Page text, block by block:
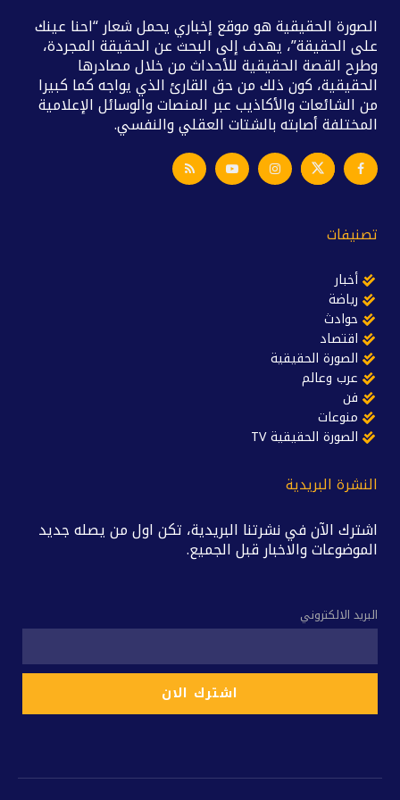
الصورة الحقيقية هو موقع إخباري يحمل شعار “احنا عينك
على الحقيقة”، يهدف إلى البحث عن الحقيقة المجردة،
وطرح القصة الحقيقية للأحداث من خلال مصادرها
الحقيقية، كون ذلك من حق القارئ الذي يواجه كما كبيرا
من الشائعات والأكاذيب عبر المنصات والوسائل الإعلامية
المختلفة أصابته بالشتات العقلي والنفسي.
تصنيفات
أخبار
رياضة
حوادث
اقتصاد
الصورة الحقيقية
عرب وعالم
فن
منوعات
الصورة الحقيقية TV
النشرة البريدية
اشترك الآن في نشرتنا البريدية، تكن اول من يصله جديد
الموضوعات والاخبار قبل الجميع.
البريد الالكتروني